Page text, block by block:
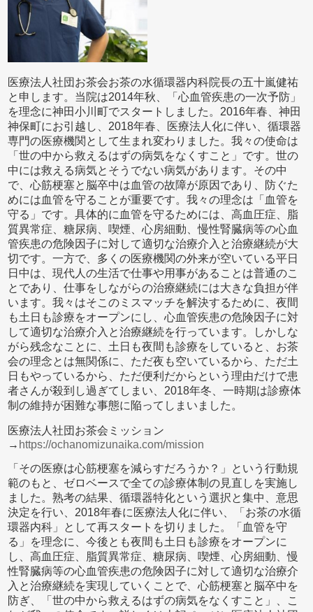
医療法人社団お茶会お茶の水循環器内科院長の五十嵐健祐
と申します。当院は2014年秋、「心血管疾患の一次予防」
を理念に神田小川町でスタートしました。2016年春、神田
神保町にお引越し、2018年春、医療法人化に伴い、循環器
専門の医療機関として生まれ変わりました。我々の使命は
「世の中から救えるはずの病気をなくすこと」です。世の
中には救える病気とそうでない病気があります。その中
で、心筋梗塞と脳卒中は血管の故障が原因であり、防ぐた
めには血管を守ることが重要です。我々の理念は「血管を
守る」です。具体的に血管を守るためには、高血圧症、脂
質異常症、糖尿病、喫煙、心房細動、慢性腎臓病等の心血
管疾患の危険因子に対して適切な治療介入と治療継続が大
切です。一方で、多くの医療機関の外来が空いている平日
日中は、現代人の生活で仕事や用事があることは普通のこ
とであり、仕事をしながらの治療継続には大きな負担が伴
います。我々はそこのミスマッチを解決するために、夜間
も土日も診療をオープンにし、心血管疾患の危険因子に対
して適切な治療介入と治療継続を行っています。しかしな
がら残念なことに、土日も夜間も診療をしていると、お茶
会の理念とは無関係に、ただ夜も空いているから、ただ土
日もやっているから、ただ便利だからという理由だけで患
者さんが殺到し過ぎてしまい、2018年冬、一時期は診療体
制の維持が困難な事態に陥ってしまいました。
医療法人社団お茶会ミッション
→ https://ochanomizunaika.com/mission
「その医療は心筋梗塞を減らすだろうか？」という行動規
範のもと、ゼロベースで全ての診療体制の見直しを実施し
ました。熟考の結果、循環器特化という選択と集中、意思
決定を行い、2018年春に医療法人化に伴い、「お茶の水循
環器内科」として再スタートを切りました。「血管を守
る」を理念に、今後とも夜間も土日も診療をオープンに
し、高血圧症、脂質異常症、糖尿病、喫煙、心房細動、慢
性腎臓病等の心血管疾患の危険因子に対して適切な治療介
入と治療継続を実現していくことで、心筋梗塞と脳卒中を
防ぎ、「世の中から救えるはずの病気をなくすこと」、こ